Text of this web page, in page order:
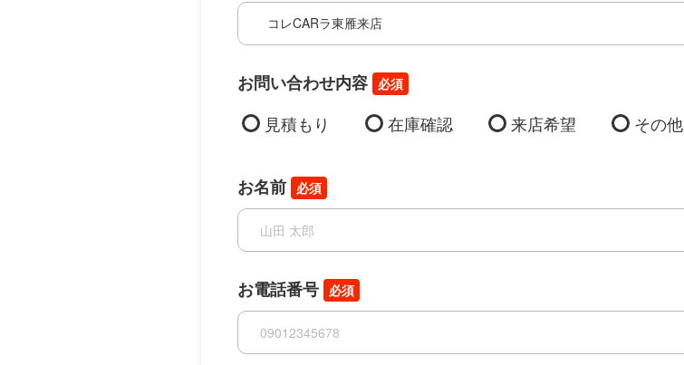
お問い合わせ内容 必須
見積もり 在庫確認 来店希望 その他
お名前 必須
お電話番号 必須